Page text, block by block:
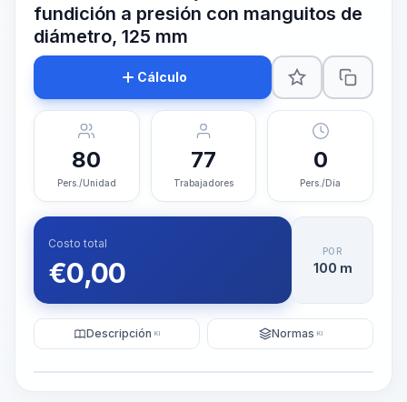
fundición a presión con manguitos de
diámetro, 125 mm
Cálculo
80
Pers./Unidad
77
Trabajadores
0
Pers./Día
Costo total
€0,00
POR
100 m
Descripción KI Normas KI